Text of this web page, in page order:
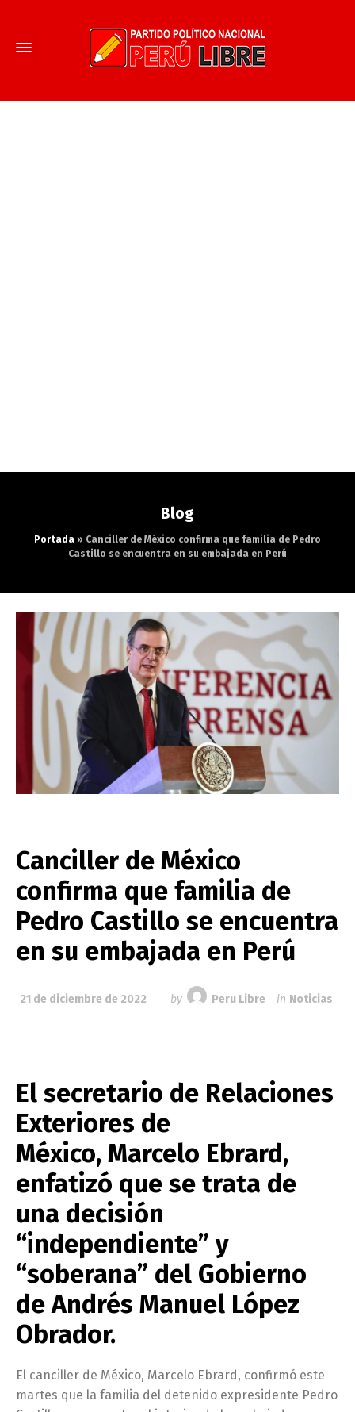
Blog
Portada » Canciller de México confirma que familia de Pedro
Castillo se encuentra en su embajada en Perú
Canciller de México
confirma que familia de
Pedro Castillo se encuentra
en su embajada en Perú
21 de diciembre de 2022 by Peru Libre in Noticias
El secretario de Relaciones
Exteriores de
México, Marcelo Ebrard,
enfatizó que se trata de
una decisión
“independiente” y
“soberana” del Gobierno
de Andrés Manuel López
Obrador.
El canciller de México, Marcelo Ebrard, confirmó este
martes que la familia del detenido expresidente Pedro